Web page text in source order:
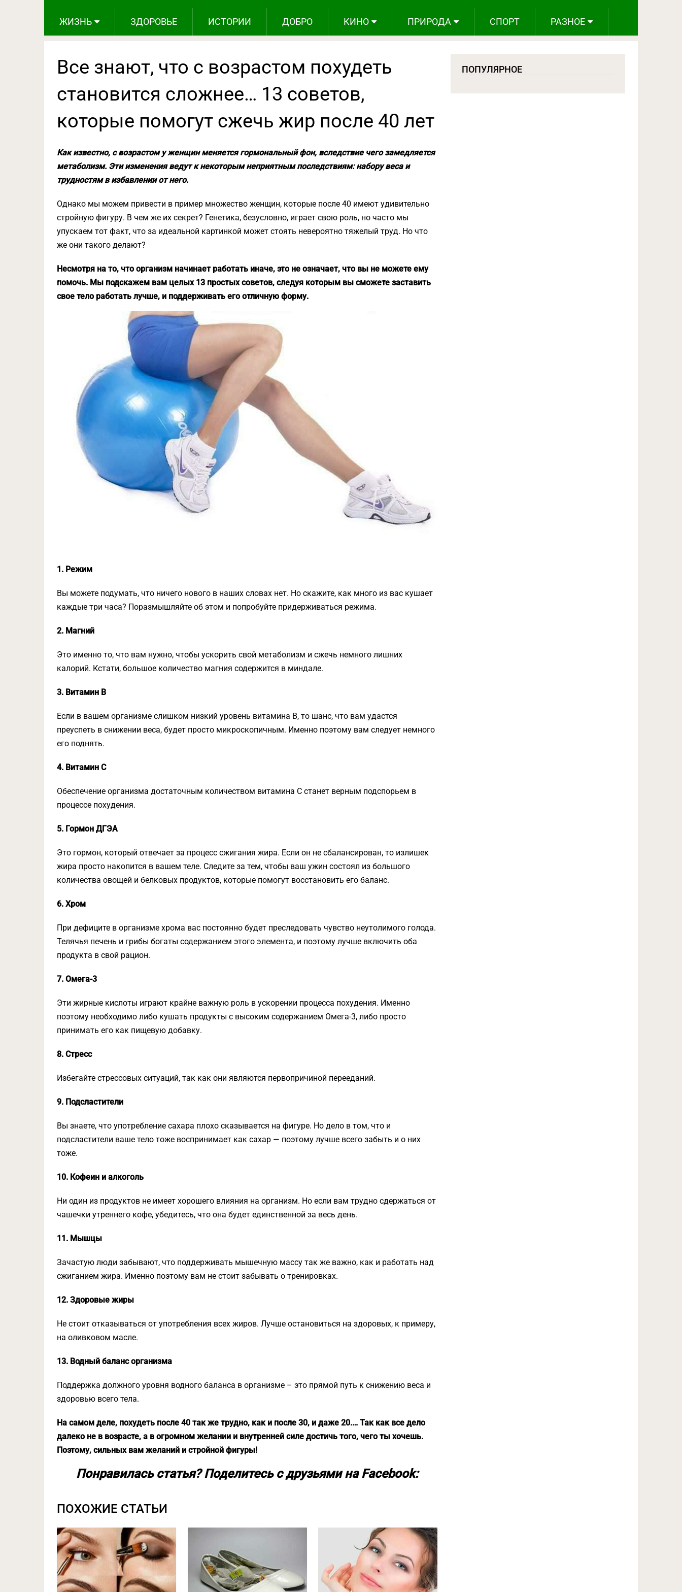
ЖИЗНЬ ЗДОРОВЬЕ ИСТОРИИ ДОБРО КИНО ПРИРОДА СПОРТ РАЗНОЕ
Все знают, что с возрастом похудеть
становится сложнее… 13 советов,
которые помогут сжечь жир после 40 лет
Как известно, с возрастом у женщин меняется гормональный фон, вследствие чего замедляется
метаболизм. Эти изменения ведут к некоторым неприятным последствиям: набору веса и
трудностям в избавлении от него.
Однако мы можем привести в пример множество женщин, которые после 40 имеют удивительно
стройную фигуру. В чем же их секрет? Генетика, безусловно, играет свою роль, но часто мы
упускаем тот факт, что за идеальной картинкой может стоять невероятно тяжелый труд. Но что
же они такого делают?
Несмотря на то, что организм начинает работать иначе, это не означает, что вы не можете ему
помочь. Мы подскажем вам целых 13 простых советов, следуя которым вы сможете заставить
свое тело работать лучше, и поддерживать его отличную форму.
1. Режим
Вы можете подумать, что ничего нового в наших словах нет. Но скажите, как много из вас кушает
каждые три часа? Поразмышляйте об этом и попробуйте придерживаться режима.
2. Магний
Это именно то, что вам нужно, чтобы ускорить свой метаболизм и сжечь немного лишних
калорий. Кстати, большое количество магния содержится в миндале.
3. Витамин B
Если в вашем организме слишком низкий уровень витамина B, то шанс, что вам удастся
преуспеть в снижении веса, будет просто микроскопичным. Именно поэтому вам следует немного
его поднять.
4. Витамин C
Обеспечение организма достаточным количеством витамина C станет верным подспорьем в
процессе похудения.
5. Гормон ДГЭА
Это гормон, который отвечает за процесс сжигания жира. Если он не сбалансирован, то излишек
жира просто накопится в вашем теле. Следите за тем, чтобы ваш ужин состоял из большого
количества овощей и белковых продуктов, которые помогут восстановить его баланс.
6. Хром
При дефиците в организме хрома вас постоянно будет преследовать чувство неутолимого голода.
Телячья печень и грибы богаты содержанием этого элемента, и поэтому лучше включить оба
продукта в свой рацион.
7. Омега-3
Эти жирные кислоты играют крайне важную роль в ускорении процесса похудения. Именно
поэтому необходимо либо кушать продукты с высоким содержанием Омега-3, либо просто
принимать его как пищевую добавку.
8. Стресс
Избегайте стрессовых ситуаций, так как они являются первопричиной перееданий.
9. Подсластители
Вы знаете, что употребление сахара плохо сказывается на фигуре. Но дело в том, что и
подсластители ваше тело тоже воспринимает как сахар — поэтому лучше всего забыть и о них
тоже.
10. Кофеин и алкоголь
Ни один из продуктов не имеет хорошего влияния на организм. Но если вам трудно сдержаться от
чашечки утреннего кофе, убедитесь, что она будет единственной за весь день.
11. Мышцы
Зачастую люди забывают, что поддерживать мышечную массу так же важно, как и работать над
сжиганием жира. Именно поэтому вам не стоит забывать о тренировках.
12. Здоровые жиры
Не стоит отказываться от употребления всех жиров. Лучше остановиться на здоровых, к примеру,
на оливковом масле.
13. Водный баланс организма
Поддержка должного уровня водного баланса в организме – это прямой путь к снижению веса и
здоровью всего тела.
На самом деле, похудеть после 40 так же трудно, как и после 30, и даже 20.… Так как все дело
далеко не в возрасте, а в огромном желании и внутренней силе достичь того, чего ты хочешь.
Поэтому, сильных вам желаний и стройной фигуры!
Понравилась статья? Поделитесь с друзьями на Facebook:
ПОХОЖИЕ СТАТЬИ
ПОПУЛЯРНОЕ